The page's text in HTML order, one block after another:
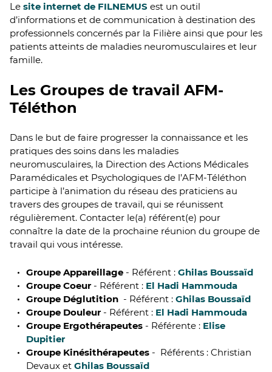
Le site internet de FILNEMUS est un outil
d’informations et de communication à destination des
professionnels concernés par la Filière ainsi que pour les
patients atteints de maladies neuromusculaires et leur
famille.
Les Groupes de travail AFM-
Téléthon
Dans le but de faire progresser la connaissance et les
pratiques des soins dans les maladies
neuromusculaires, la Direction des Actions Médicales
Paramédicales et Psychologiques de l’AFM-Téléthon
participe à l’animation du réseau des praticiens au
travers des groupes de travail, qui se réunissent
régulièrement. Contacter le(a) référent(e) pour
connaître la date de la prochaine réunion du groupe de
travail qui vous intéresse.
Groupe Appareillage - Référent : Ghilas Boussaïd
Groupe Coeur - Référent : El Hadi Hammouda
Groupe Déglutition - Référent : Ghilas Boussaïd
Groupe Douleur - Référent : El Hadi Hammouda
Groupe Ergothérapeutes - Référente : Elise
Dupitier
Groupe Kinésithérapeutes - Référents : Christian
Devaux et Ghilas Boussaïd